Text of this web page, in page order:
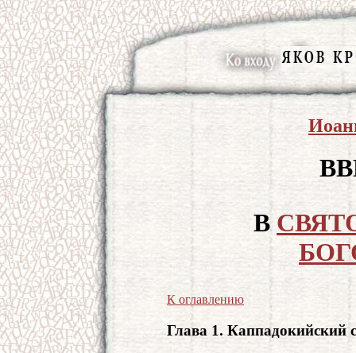
В
К оглавлению
Глава 1. Каппадокийский